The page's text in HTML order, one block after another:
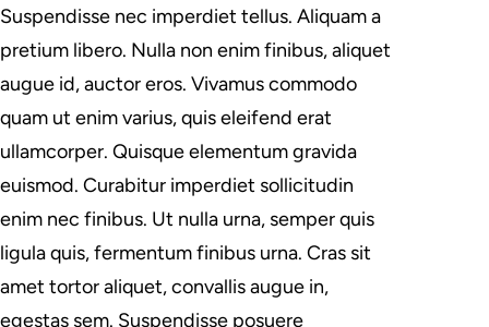
Suspendisse nec imperdiet tellus. Aliquam a
pretium libero. Nulla non enim finibus, aliquet
augue id, auctor eros. Vivamus commodo
quam ut enim varius, quis eleifend erat
ullamcorper. Quisque elementum gravida
euismod. Curabitur imperdiet sollicitudin
enim nec finibus. Ut nulla urna, semper quis
ligula quis, fermentum finibus urna. Cras sit
amet tortor aliquet, convallis augue in,
egestas sem. Suspendisse posuere